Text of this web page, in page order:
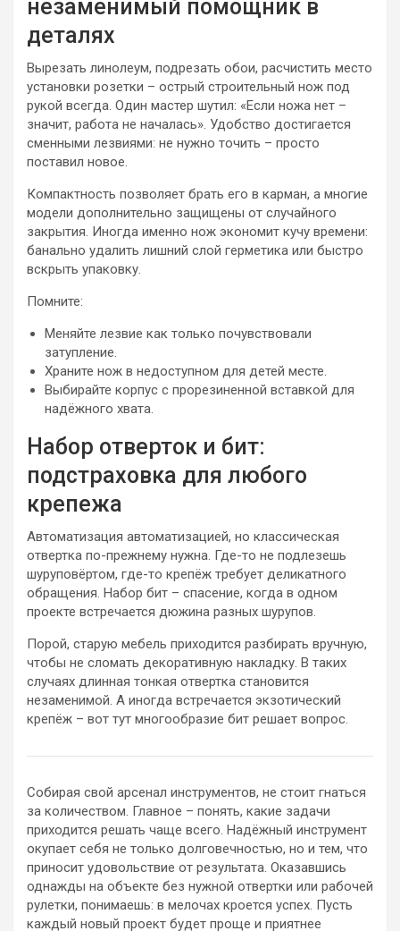
незаменимый помощник в
деталях
Вырезать линолеум, подрезать обои, расчистить место
установки розетки – острый строительный нож под
рукой всегда. Один мастер шутил: «Если ножа нет –
значит, работа не началась». Удобство достигается
сменными лезвиями: не нужно точить – просто
поставил новое.
Компактность позволяет брать его в карман, а многие
модели дополнительно защищены от случайного
закрытия. Иногда именно нож экономит кучу времени:
банально удалить лишний слой герметика или быстро
вскрыть упаковку.
Помните:
Меняйте лезвие как только почувствовали
затупление.
Храните нож в недоступном для детей месте.
Выбирайте корпус с прорезиненной вставкой для
надёжного хвата.
Набор отверток и бит:
подстраховка для любого
крепежа
Автоматизация автоматизацией, но классическая
отвертка по-прежнему нужна. Где-то не подлезешь
шуруповёртом, где-то крепёж требует деликатного
обращения. Набор бит – спасение, когда в одном
проекте встречается дюжина разных шурупов.
Порой, старую мебель приходится разбирать вручную,
чтобы не сломать декоративную накладку. В таких
случаях длинная тонкая отвертка становится
незаменимой. А иногда встречается экзотический
крепёж – вот тут многообразие бит решает вопрос.
Собирая свой арсенал инструментов, не стоит гнаться
за количеством. Главное – понять, какие задачи
приходится решать чаще всего. Надёжный инструмент
окупает себя не только долговечностью, но и тем, что
приносит удовольствие от результата. Оказавшись
однажды на объекте без нужной отвертки или рабочей
рулетки, понимаешь: в мелочах кроется успех. Пусть
каждый новый проект будет проще и приятнее